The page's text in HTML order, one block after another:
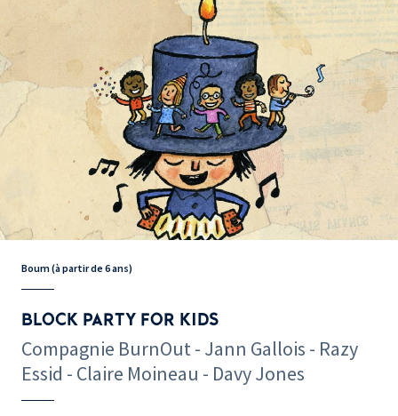
Boum (à partir de 6 ans)
BLOCK PARTY FOR KIDS
Compagnie BurnOut - Jann Gallois - Razy
Essid - Claire Moineau - Davy Jones